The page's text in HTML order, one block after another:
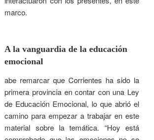
marco.
A la vanguardia de la educación
emocional
abe remarcar que Corrientes ha sido la
primera provincia en contar con una Ley
de Educación Emocional, lo que abrió el
camino para empezar a trabajar en este
material sobre la temática. “Hoy está